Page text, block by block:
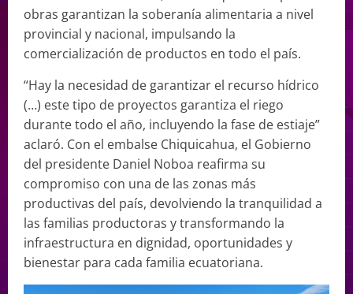
obras garantizan la soberanía alimentaria a nivel
provincial y nacional, impulsando la
comercialización de productos en todo el país.
“Hay la necesidad de garantizar el recurso hídrico
(…) este tipo de proyectos garantiza el riego
durante todo el año, incluyendo la fase de estiaje”
aclaró. Con el embalse Chiquicahua, el Gobierno
del presidente Daniel Noboa reafirma su
compromiso con una de las zonas más
productivas del país, devolviendo la tranquilidad a
las familias productoras y transformando la
infraestructura en dignidad, oportunidades y
bienestar para cada familia ecuatoriana.